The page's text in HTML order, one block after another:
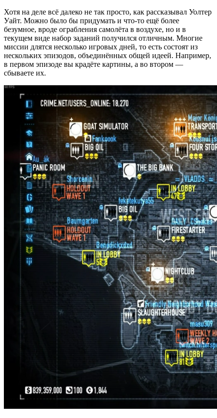
Хотя на деле всё далеко не так просто, как рассказывал Уолтер
Уайт. Можно было бы придумать и что-то ещё более
безумное, вроде ограбления самолёта в воздухе, но и в
текущем виде набор заданий получился отличным. Многие
миссии длятся несколько игровых дней, то есть состоят из
нескольких эпизодов, объединённых общей идеей. Например,
в первом эпизоде вы крадёте картины, а во втором —
сбываете их.